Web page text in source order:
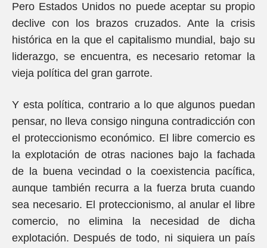
Pero Estados Unidos no puede aceptar su propio
declive con los brazos cruzados. Ante la crisis
histórica en la que el capitalismo mundial, bajo su
liderazgo, se encuentra, es necesario retomar la
vieja política del gran garrote.
Y esta política, contrario a lo que algunos puedan
pensar, no lleva consigo ninguna contradicción con
el proteccionismo económico. El libre comercio es
la explotación de otras naciones bajo la fachada
de la buena vecindad o la coexistencia pacífica,
aunque también recurra a la fuerza bruta cuando
sea necesario. El proteccionismo, al anular el libre
comercio, no elimina la necesidad de dicha
explotación. Después de todo, ni siquiera un país